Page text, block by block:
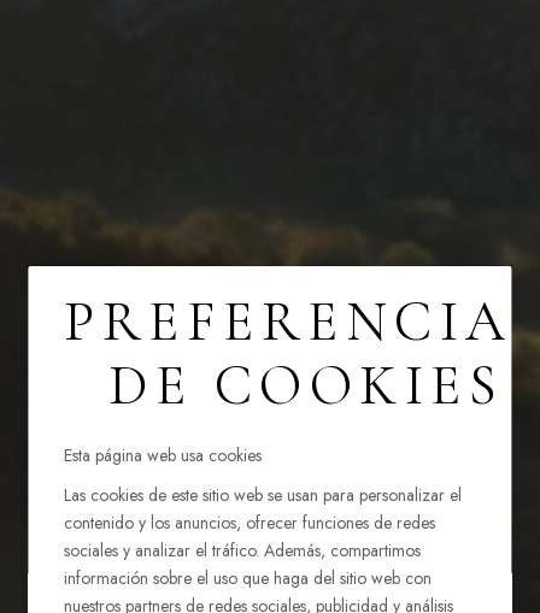
Inicio
Puebloastur Eco Resort Finalista en los Premios
Conde Nast Traveller 2025 como MEJOR HOTEL RESORT
PUEBLOASTUR
ECO RESORT
FINALISTA EN
DE COOKIES
Esta página web usa cookies
Las cookies de este sitio web se usan para personalizar el
contenido y los anuncios, ofrecer funciones de redes
sociales y analizar el tráfico. Además, compartimos
información sobre el uso que haga del sitio web con
nuestros partners de redes sociales, publicidad y análisis